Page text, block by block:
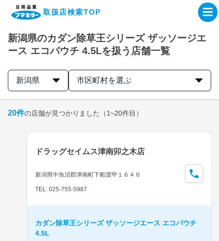
取扱店検索TOP
企業・IR情報サイト
製品情報サイト
取扱店検索はこちら
新潟県のカダン除草王シリーズ ザッソージエ
ース エコパウチ 4.5Lを扱う店舗一覧
新潟県 市区町村を選ぶ
20件の店舗が見つかりました （1~20件目）
ドラッグセイムス津南卯之木店
新潟県中魚沼郡津南町下船渡甲１６４６
TEL: 025-755-5987
カダン除草王シリーズ ザッソージエース エコパウチ
4.5L